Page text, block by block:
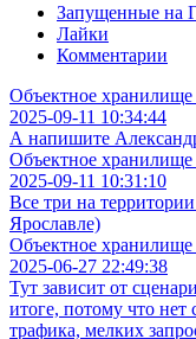
Запущенные на
Лайки
Комментарии
Объектное хранилище
2025-09-11 10:34:44
А напишите
Объектное хранилище
2025-09-11 10:31:10
Все три на
Ярославле)
Объектное хранилище
2025-06-27 22:49:38
Тут зависит от
итоге, потому что
трафика, мелких